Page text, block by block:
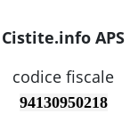
Cistite.info APS
codice fiscale
94130950218